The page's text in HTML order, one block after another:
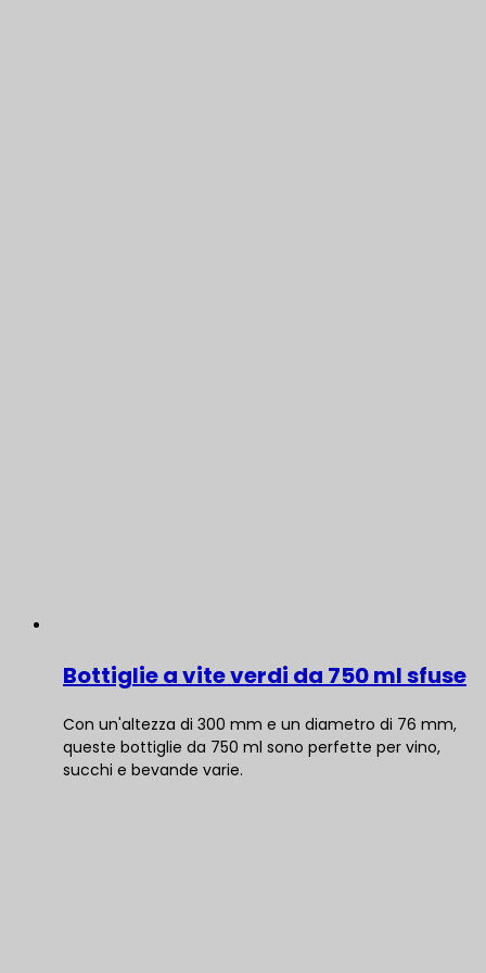
Bottiglie a vite verdi da 750 ml sfuse
Con un'altezza di 300 mm e un diametro di 76 mm,
queste bottiglie da 750 ml sono perfette per vino,
succhi e bevande varie.